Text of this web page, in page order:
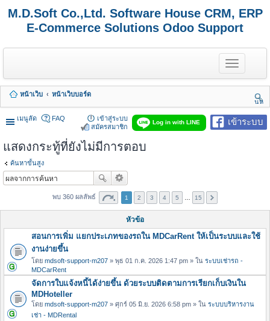
M.D.Soft Co.,Ltd. Software House CRM, ERP
E-Commerce Solutions Odoo Support
T
o
g
e
n
a
หน้าเว็บ
หน้าเว็บบอร์ด
นห
า
เมนูลัด
เข้าระบบ
Log in with LINE
FAQ
เข้าสู่ระบบ
สมัครสมาชิก
แสดงกระทู้ที่ยังไม่มีการตอบ
ค้นหาขั้นสูง
พบ 360 ผลลัพธ์ 1 2 3 4 5 15
หัวข้อ
สอนการเพิ่ม แยกประเภทของรถใน MDCarRent ให้เป็นระบบและใช้
งานง่ายขึ้น
โดย mdsoft-support-m207 » พุธ 01 ก.ค. 2026 1:47 pm » ใน ระบบเช่ารถ -
MDCarRent
จัดการใบแจ้งหนี้ได้ง่ายขึ้น ด้วยระบบติดตามการเรียกเก็บเงินใน
MDHoteller
โดย mdsoft-support-m207 » ศุกร์ 05 มิ.ย. 2026 6:58 pm » ใน ระบบบริหารงาน
เช่า - MDRental